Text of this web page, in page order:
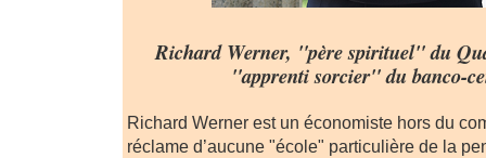
Richard Werner, "père spirituel" du
"apprenti sorcier" du banco-
Richard Werner est un économiste hors du
réclame d’aucune "école" particulière de la